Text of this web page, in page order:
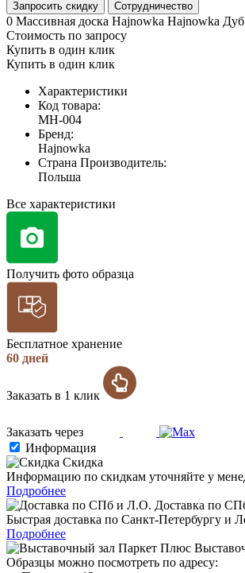
Запросить скидку Сотрудничество
0 Массивная доска Hajnowka Hajnowka
Стоимость по запросу
Купить в один клик
Купить в один клик
Характеристики
Код товара:
MH-004
Бренд:
Hajnowka
Страна Производитель:
Польша
Все характеристики
Получить фото образца
Бесплатное хранение
60 дней
Заказать в 1 клик
Заказать через
Информация
Скидка
Информацию по скидкам уточняйте у
Подробнее
Доставка по
Быстрая доставка по Санкт-Петербургу и
Подробнее
Образцы можно посмотреть по адресу: